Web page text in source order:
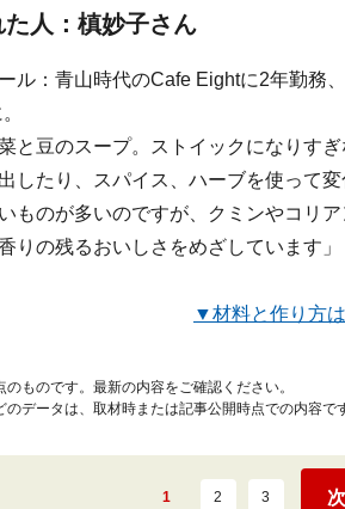
人：槙妙子さん
ル：青山時代のCafe Eightに2年勤務
菜と豆のスープ。ストイックになりす
したり、スパイス、ハーブを使って
ものが多いのですが、クミンやコリ
りの残るおいしさをめざしています」
▼材料と作り方は
ものです。最新の内容をご確認ください。
データは、取材時または記事公開時点での内容で
1 2 3